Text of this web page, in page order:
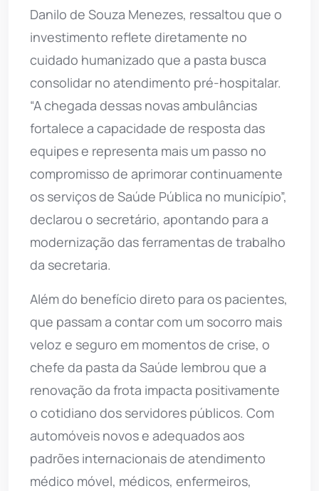
Danilo de Souza Menezes, ressaltou que o
investimento reflete diretamente no
cuidado humanizado que a pasta busca
consolidar no atendimento pré-hospitalar.
“A chegada dessas novas ambulâncias
fortalece a capacidade de resposta das
equipes e representa mais um passo no
compromisso de aprimorar continuamente
os serviços de Saúde Pública no município”,
declarou o secretário, apontando para a
modernização das ferramentas de trabalho
da secretaria.
Além do benefício direto para os pacientes,
que passam a contar com um socorro mais
veloz e seguro em momentos de crise, o
chefe da pasta da Saúde lembrou que a
renovação da frota impacta positivamente
o cotidiano dos servidores públicos. Com
automóveis novos e adequados aos
padrões internacionais de atendimento
médico móvel, médicos, enfermeiros,